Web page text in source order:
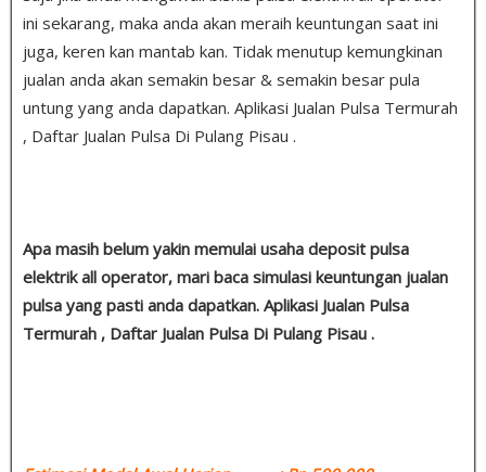
ini sekarang, maka anda akan meraih keuntungan saat ini
juga, keren kan mantab kan. Tidak menutup kemungkinan
jualan anda akan semakin besar & semakin besar pula
untung yang anda dapatkan. Aplikasi Jualan Pulsa Termurah
, Daftar Jualan Pulsa Di Pulang Pisau .
Apa masih belum yakin memulai usaha deposit pulsa
elektrik all operator, mari baca simulasi keuntungan jualan
pulsa yang pasti anda dapatkan. Aplikasi Jualan Pulsa
Termurah , Daftar Jualan Pulsa Di Pulang Pisau .